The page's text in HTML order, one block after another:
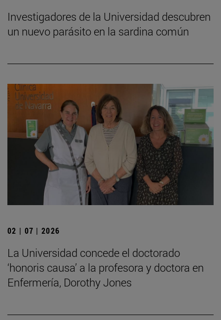
Investigadores de la Universidad descubren
un nuevo parásito en la sardina común
02 | 07 | 2026
La Universidad concede el doctorado
‘honoris causa’ a la profesora y doctora en
Enfermería, Dorothy Jones